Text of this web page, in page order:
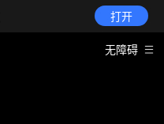
打开
无障碍